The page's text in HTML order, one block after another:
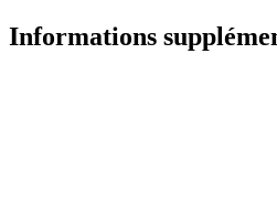
Informations